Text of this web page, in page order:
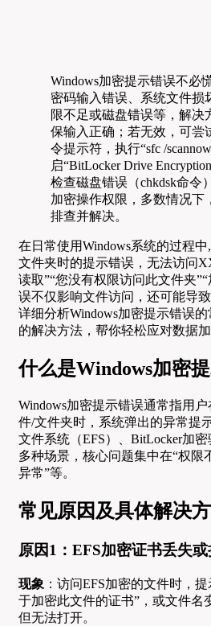
Windows加密提示错误不必
密码输入错误、系统文件损
限不足或磁盘错误等，解决
保输入正确；若无效，可尝
令提示符，执行“sfc /
启“BitLocker Drive
检查磁盘错误（chkdsk命令
加密操作权限，多数情况下
排查并解决。
在日常使用Windows系统的过程
文件夹时的提示错误，无法访问
读取”“您没有权限访问此文件夹
误不仅影响文件访问，还可能导
详细分析Windows加密提示错误
的解决方法，帮你轻松应对数据加
什么是Windows加密
Windows加密提示错误通常指用
件/文件夹时，系统弹出的异常提
文件系统（EFS）、BitLocker加
多种场景，核心问题集中在“权限
异常”等。
常见原因及具体解决
原因1：EFS加密证书丢失或
现象 ：访问EFS加密的文件时，
于加密此文件的证书”，或文件名
但无法打开。